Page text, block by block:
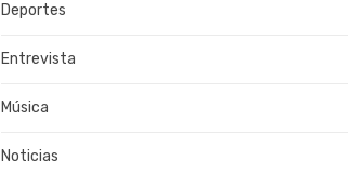
Deportes
Entrevista
Música
Noticias